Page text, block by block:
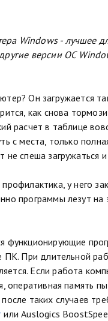
Windows - лучшее
версии ОС
Он загружается
как снова
расчет в таблице
с места, только
спеша загружаться
у него
программы лезут на
функционирующие
ПК. При длительной
Если работа
оперативная память
таких случаев
или Auslogics